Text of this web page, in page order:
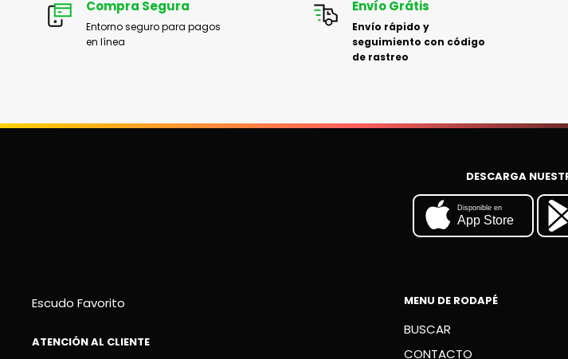
Compra Segura
Entorno seguro para pagos
en línea
Envío Grátis
Envío rápido y
seguimiento con código
de rastreo
DESCARGA
Disponible en
App Store
Escudo Favorito
ATENCIÓN AL CLIENTE
MENU DE RODAPÉ
BUSCAR
CONTACTO